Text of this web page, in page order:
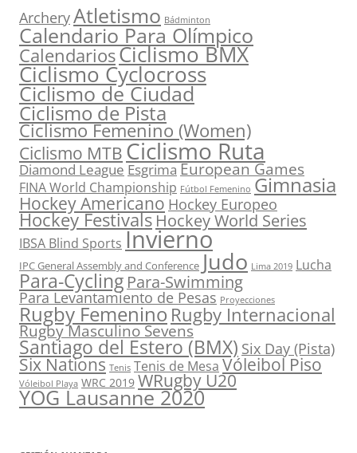
ArcheryAtletismo Bádminton
Calendario Para Olímpico
CalendariosCiclismo BMX
Ciclismo Cyclocross
Ciclismo de Ciudad
Ciclismo de Pista
Ciclismo Femenino (Women)
Ciclismo MTBCiclismo Ruta
Diamond League EsgrimaEuropean Games
FINA World Championship Fútbol Femenino Gimnasia
Hockey Americano Hockey Europeo
Hockey FestivalsHockey World Series
IBSA Blind Sports Invierno
IPC General Assembly and Conference Judo Lima 2019 Lucha
Para-Cycling Para-Swimming
Para Levantamiento de Pesas Proyecciones
Rugby FemeninoRugby Internacional
Rugby Masculino Sevens
Santiago del Estero (BMX) Six Day (Pista)
Six Nations Tenis Tenis de Mesa Vóleibol Piso
Vóleibol Playa WRC 2019 WRugby U20
YOG Lausanne 2020